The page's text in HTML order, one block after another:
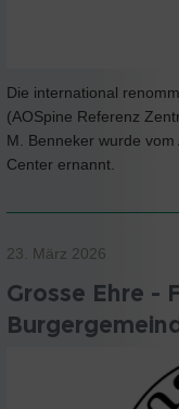
Die international
(AOSpine Referenz
M. Benneker wurde vom
Center ernannt.
23. März 2026
Grosse Ehre -